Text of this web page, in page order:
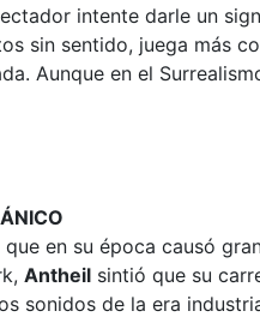
intente darle un
sin sentido, juega más
Aunque en el
en su época causó
Antheil sintió que su
sonidos de la era